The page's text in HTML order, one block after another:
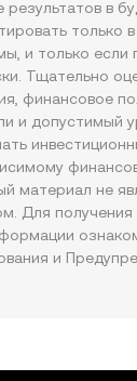
результатов в
только
и только если
Тщательно
финансовое
и допустимый
материал не
Для получения
и